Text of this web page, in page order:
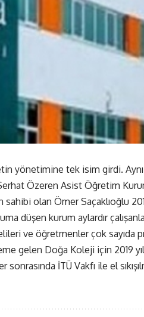
yönetimine tek isim girdi.
Özeren Asist Öğretim
olan Ömer Saçaklıoğlu
düşen kurum aylardır
ve öğretmenler çok sayıda
gelen Doğa Koleji için 2019
İTÜ Vakfı ile el